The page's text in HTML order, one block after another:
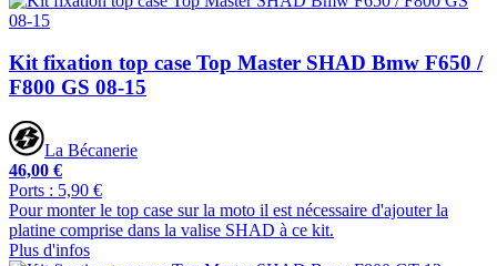
Kit fixation top case Top Master SHAD Bmw F650 /
F800 GS 08-15
La Bécanerie
46,00 €
Ports : 5,90 €
Pour monter le top case sur la moto il est nécessaire d'ajouter la
platine comprise dans la valise SHAD à ce kit.
Plus d'infos